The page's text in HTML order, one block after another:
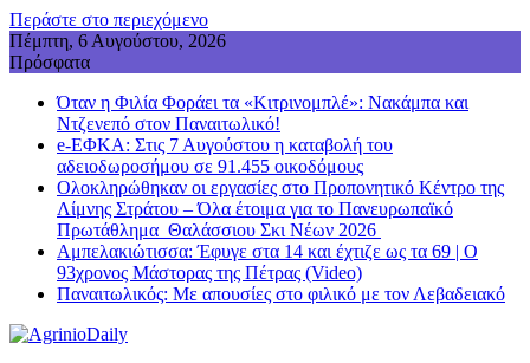
Περάστε στο περιεχόμενο
Πέμπτη, 6 Αυγούστου, 2026
Πρόσφατα
Όταν η Φιλία Φοράει τα «Κιτρινομπλέ»: Νακάμπα και
Ντζενεπό στον Παναιτωλικό!
e-ΕΦΚΑ: Στις 7 Αυγούστου η καταβολή του
αδειοδωροσήμου σε 91.455 οικοδόμους
Ολοκληρώθηκαν οι εργασίες στο Προπονητικό Κέντρο της
Λίμνης Στράτου – Όλα έτοιμα για το Πανευρωπαϊκό
Πρωτάθλημα Θαλάσσιου Σκι Νέων 2026
Αμπελακιώτισσα: Έφυγε στα 14 και έχτιζε ως τα 69 | Ο
93χρονος Μάστορας της Πέτρας (Video)
Παναιτωλικός: Με απουσίες στο φιλικό με τον Λεβαδειακό